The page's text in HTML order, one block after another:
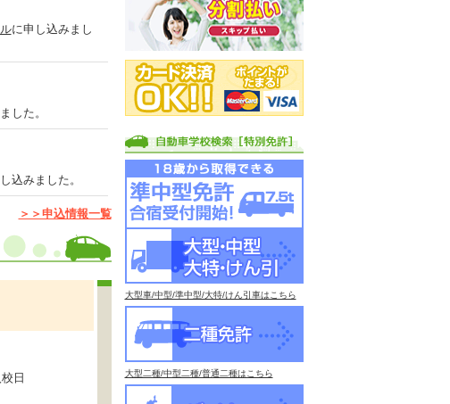
に申し込みまし
した。
込みました。
＞＞申込情報一覧
日
大型車/中型/準中型/大特/けん引車はこちら
大型二種/中型二種/普通二種はこちら